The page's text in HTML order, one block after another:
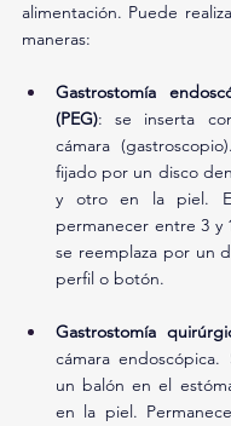
alimentación. Puede
maneras:
Gastrostomía
(PEG): se inserta
cámara
fijado por un disco
y otro en la piel.
permanecer entre 3 y
se reemplaza por un
perfil o botón.
Gastrostomía
cámara
un balón en el
en la piel.